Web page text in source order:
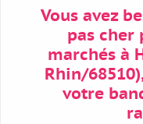
Vous avez
pas cher
marchés à
Rhin/
votre